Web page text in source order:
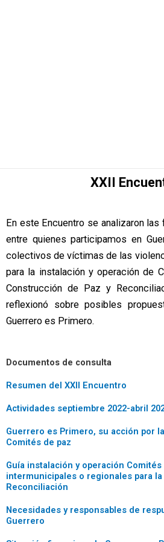
XXII
En este Encuentro se analizaron
entre quienes participamos en
colectivos de víctimas de las
para la instalación y operación de
Construcción de Paz y
reflexionó sobre posibles
Guerrero es Primero.
Documentos de consulta
Resumen del XXII Encuentro
Actividades septiembre 2022-abril
Guerrero es Primero, su acción por
Comités de paz
Guía instalación y operación
intermunicipales o regionales para
Reconciliación
Necesidades y responsables de
Guerrero